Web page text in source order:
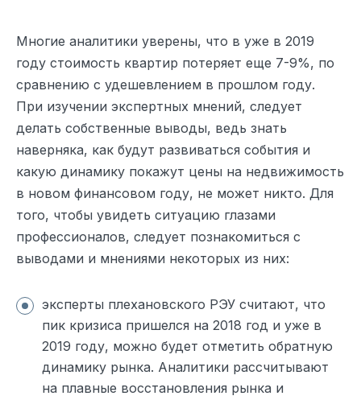
Многие аналитики уверены, что в уже в 2019
году стоимость квартир потеряет еще 7-9%, по
сравнению с удешевлением в прошлом году.
При изучении экспертных мнений, следует
делать собственные выводы, ведь знать
наверняка, как будут развиваться события и
какую динамику покажут цены на недвижимость
в новом финансовом году, не может никто. Для
того, чтобы увидеть ситуацию глазами
профессионалов, следует познакомиться с
выводами и мнениями некоторых из них:
эксперты плехановского РЭУ считают, что
пик кризиса пришелся на 2018 год и уже в
2019 году, можно будет отметить обратную
динамику рынка. Аналитики рассчитывают
на плавные восстановления рынка и